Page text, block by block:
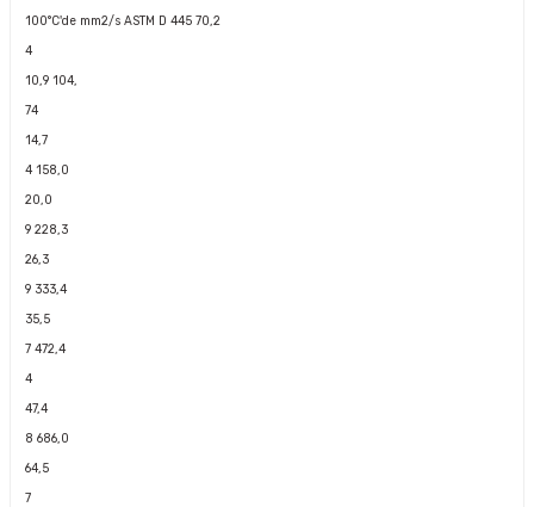
100°C'de mm2/s ASTM D 445 70,2
4
10,9 104,
74
14,7
4 158,0
20,0
9 228,3
26,3
9 333,4
35,5
7 472,4
4
47,4
8 686,0
64,5
7